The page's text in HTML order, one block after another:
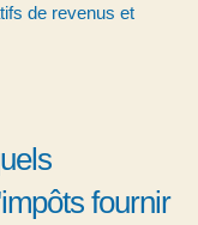
de revenus et
fournir